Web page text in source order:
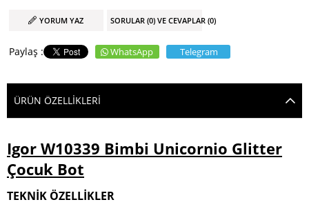
YORUM YAZ SORULAR (0) VE CEVAPLAR (0)
WhatsApp Telegram
ÜRÜN ÖZELLIKLERI
Igor W10339 Bimbi Unicornio Glitter
Çocuk Bot
TEKNİK ÖZELLİKLER